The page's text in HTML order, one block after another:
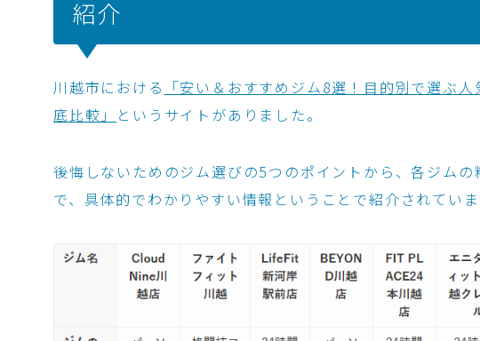
紹介
川越市における 「安い＆おすすめジム8選！目的別で選ぶ
底比較」
というサイトがありました。
後悔しないためのジム選びの5つのポイントから、各ジムの
で、具体的でわかりやすい情報ということで紹介されていま